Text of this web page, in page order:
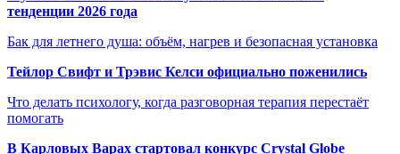
тенденции 2026 года
Бак для летнего душа: объём, нагрев и безопасная установка
Тейлор Свифт и Трэвис Келси официально поженились
Что делать психологу, когда разговорная терапия перестаёт
помогать
В Карловых Варах стартовал конкурс Crystal Globe